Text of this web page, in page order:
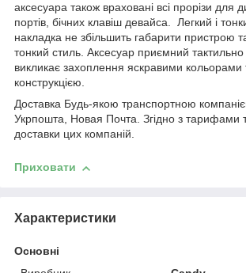
аксесуара також враховані всі прорізи для
портів, бічних клавіш девайса. Легкий і
накладка не збільшить габарити пристрою
тонкий стиль. Аксесуар приємний тактильно
викликає захоплення яскравими
конструкцією.
Доставка Будь-якою транспортною
Укрпошта, Новая Почта. Згідно з тарифами
доставки цих компаній.
Приховати
Характеристики
Основні